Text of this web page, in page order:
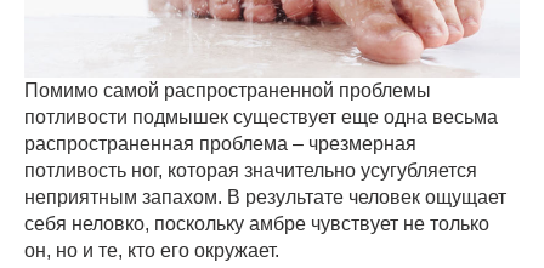
Помимо самой распространенной проблемы
потливости подмышек существует еще одна весьма
распространенная проблема – чрезмерная
потливость ног, которая значительно усугубляется
неприятным запахом. В результате человек ощущает
себя неловко, поскольку амбре чувствует не только
он, но и те, кто его окружает.